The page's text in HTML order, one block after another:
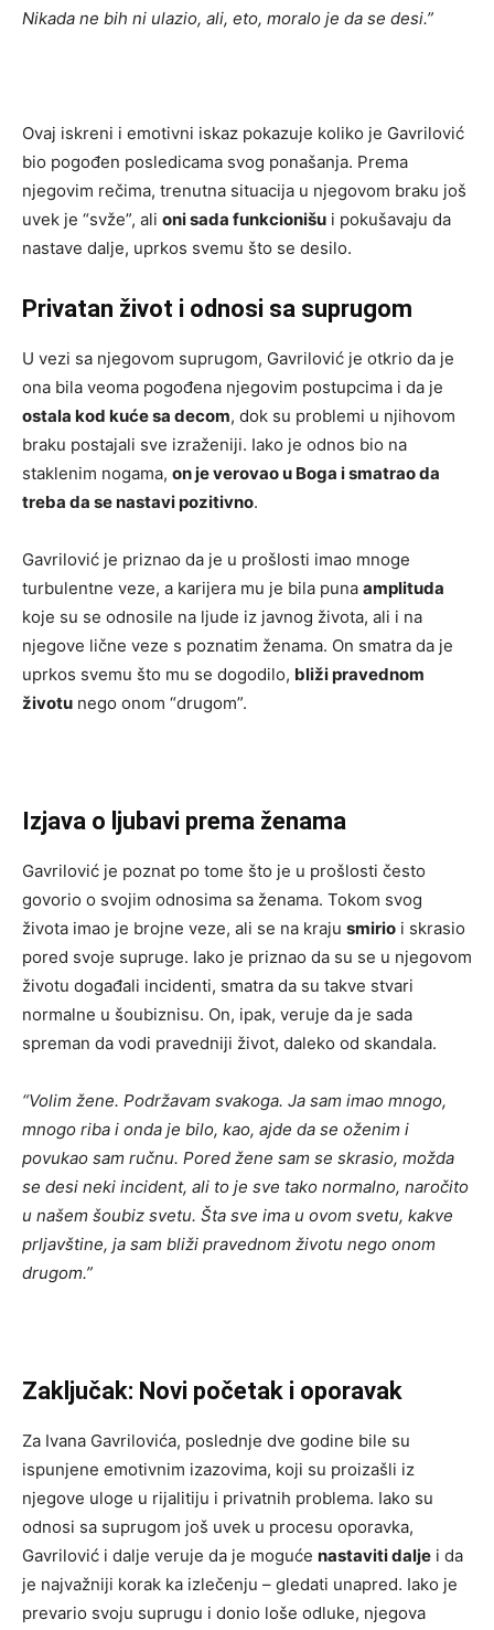
Nikada ne bih ni ulazio, ali, eto, moralo je da se desi.”
Ovaj iskreni i emotivni iskaz pokazuje koliko je Gavrilović
bio pogođen posledicama svog ponašanja. Prema
njegovim rečima, trenutna situacija u njegovom braku još
uvek je “svže”, ali oni sada funkcionišu i pokušavaju da
nastave dalje, uprkos svemu što se desilo.
Privatan život i odnosi sa suprugom
U vezi sa njegovom suprugom, Gavrilović je otkrio da je
ona bila veoma pogođena njegovim postupcima i da je
ostala kod kuće sa decom, dok su problemi u njihovom
braku postajali sve izraženiji. Iako je odnos bio na
staklenim nogama, on je verovao u Boga i smatrao da
treba da se nastavi pozitivno.
Gavrilović je priznao da je u prošlosti imao mnoge
turbulentne veze, a karijera mu je bila puna amplituda
koje su se odnosile na ljude iz javnog života, ali i na
njegove lične veze s poznatim ženama. On smatra da je
uprkos svemu što mu se dogodilo, bliži pravednom
životu nego onom “drugom”.
Izjava o ljubavi prema ženama
Gavrilović je poznat po tome što je u prošlosti često
govorio o svojim odnosima sa ženama. Tokom svog
života imao je brojne veze, ali se na kraju smirio i skrasio
pored svoje supruge. Iako je priznao da su se u njegovom
životu događali incidenti, smatra da su takve stvari
normalne u šoubiznisu. On, ipak, veruje da je sada
spreman da vodi pravedniji život, daleko od skandala.
“Volim žene. Podržavam svakoga. Ja sam imao mnogo,
mnogo riba i onda je bilo, kao, ajde da se oženim i
povukao sam ručnu. Pored žene sam se skrasio, možda
se desi neki incident, ali to je sve tako normalno, naročito
u našem šoubiz svetu. Šta sve ima u ovom svetu, kakve
prljavštine, ja sam bliži pravednom životu nego onom
drugom.”
Zaključak: Novi početak i oporavak
Za Ivana Gavrilovića, poslednje dve godine bile su
ispunjene emotivnim izazovima, koji su proizašli iz
njegove uloge u rijalitiju i privatnih problema. Iako su
odnosi sa suprugom još uvek u procesu oporavka,
Gavrilović i dalje veruje da je moguće nastaviti dalje i da
je najvažniji korak ka izlečenju – gledati unapred. Iako je
prevario svoju suprugu i donio loše odluke, njegova